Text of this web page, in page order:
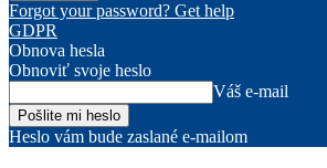
Forgot your password? Get help
GDPR
Obnova hesla
Obnoviť svoje heslo
Váš e-mail
Heslo vám bude zaslané e-mailom